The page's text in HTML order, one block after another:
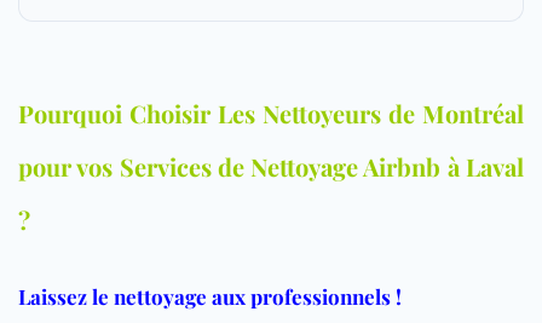
Pourquoi Choisir Les Nettoyeurs de Montréal
pour vos Services de Nettoyage Airbnb à Laval
?
Laissez le nettoyage aux professionnels !